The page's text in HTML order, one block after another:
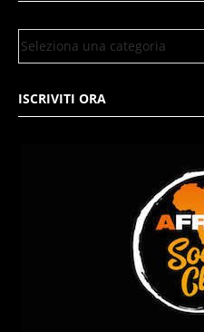
ISCRIVITI ORA